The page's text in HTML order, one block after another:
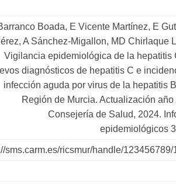
Boada, E Vicente Martínez, E
A Sánchez-Migallon, MD Chirlaque
Vigilancia epidemiológica de la hepatitis
diagnósticos de hepatitis C e
infección aguda por virus de la hepatitis
Región de Murcia. Actualización año
Consejería de Salud, 2024.
epidemiológicos
sms.carm.es/ricsmur/handle/123456789/